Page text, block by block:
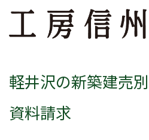
軽井沢の新築建売
資料請求